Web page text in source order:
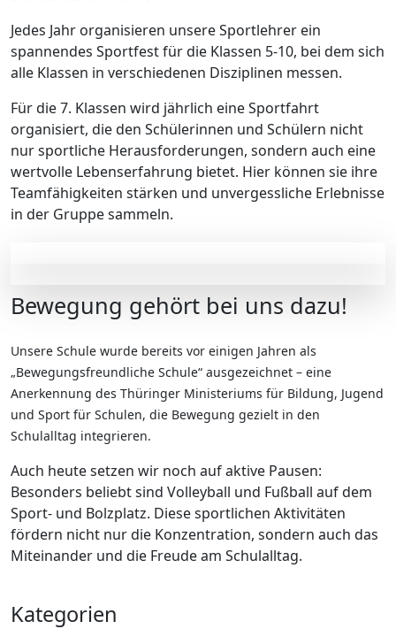
Jedes Jahr organisieren unsere Sportlehrer ein
spannendes Sportfest für die Klassen 5-10, bei dem sich
alle Klassen in verschiedenen Disziplinen messen.
Für die 7. Klassen wird jährlich eine Sportfahrt
organisiert, die den Schülerinnen und Schülern nicht
nur sportliche Herausforderungen, sondern auch eine
wertvolle Lebenserfahrung bietet. Hier können sie ihre
Teamfähigkeiten stärken und unvergessliche Erlebnisse
in der Gruppe sammeln.
Bewegung gehört bei uns dazu!
Unsere Schule wurde bereits vor einigen Jahren als
„Bewegungsfreundliche Schule“ ausgezeichnet – eine
Anerkennung des Thüringer Ministeriums für Bildung, Jugend
und Sport für Schulen, die Bewegung gezielt in den
Schulalltag integrieren.
Auch heute setzen wir noch auf aktive Pausen:
Besonders beliebt sind Volleyball und Fußball auf dem
Sport- und Bolzplatz. Diese sportlichen Aktivitäten
fördern nicht nur die Konzentration, sondern auch das
Miteinander und die Freude am Schulalltag.
Kategorien